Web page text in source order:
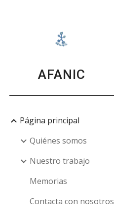
AFANIC
Página principal
Quiénes somos
Nuestro trabajo
Memorias
Contacta con nosotros